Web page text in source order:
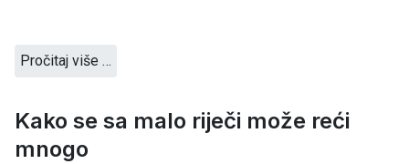
Pročitaj više …
Kako se sa malo riječi može reći
mnogo